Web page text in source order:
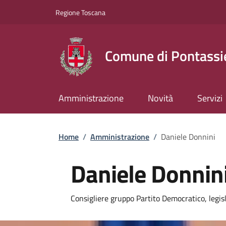
Regione ToscanaSlim top
Comune di
Amministrazione Novità Servizi
Briciole di pane
Home / Amministrazione / Daniele Donnini
Daniele
Consigliere gruppo Partito Democratico,